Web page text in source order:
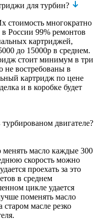
для турбин?
стоимость многократно
России 99% ремонтов
картриджей,
до 15000р в среднем.
стоит минимум в три
не востребованы в
картридж по цене
и в коробке будет
двигателе?
масло каждые 300
скорость можно
проехать за это
в среднем
цикле удается
поменять масло
масле резко